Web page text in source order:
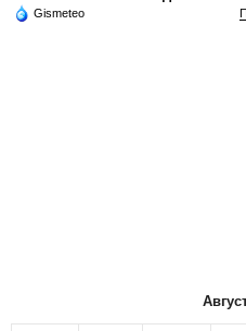
Gismeteo